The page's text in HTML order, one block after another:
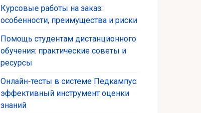
Курсовые работы на заказ:
особенности, преимущества и риски
Помощь студентам дистанционного
обучения: практические советы и
ресурсы
Онлайн-тесты в системе Педкампус:
эффективный инструмент оценки
знаний